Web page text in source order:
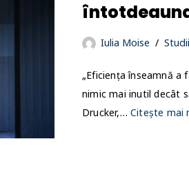
Iulia Moise
„Eficiența înseamnă
nimic mai inutil decât
Drucker,… Citește mai